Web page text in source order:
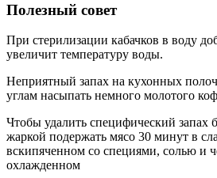
Полезный совет
При стерилизации кабачков в воду
увеличит температуру воды.
Неприятный запах на кухонных
углам насыпать немного молотого
Чтобы удалить специфический запах
жаркой подержать мясо 30 минут в
вскипяченном со специями, солью и
охлажденном